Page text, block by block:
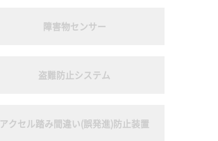
障害物センサー
盗難防止システム
アクセル踏み間違い(誤発進)防止装置